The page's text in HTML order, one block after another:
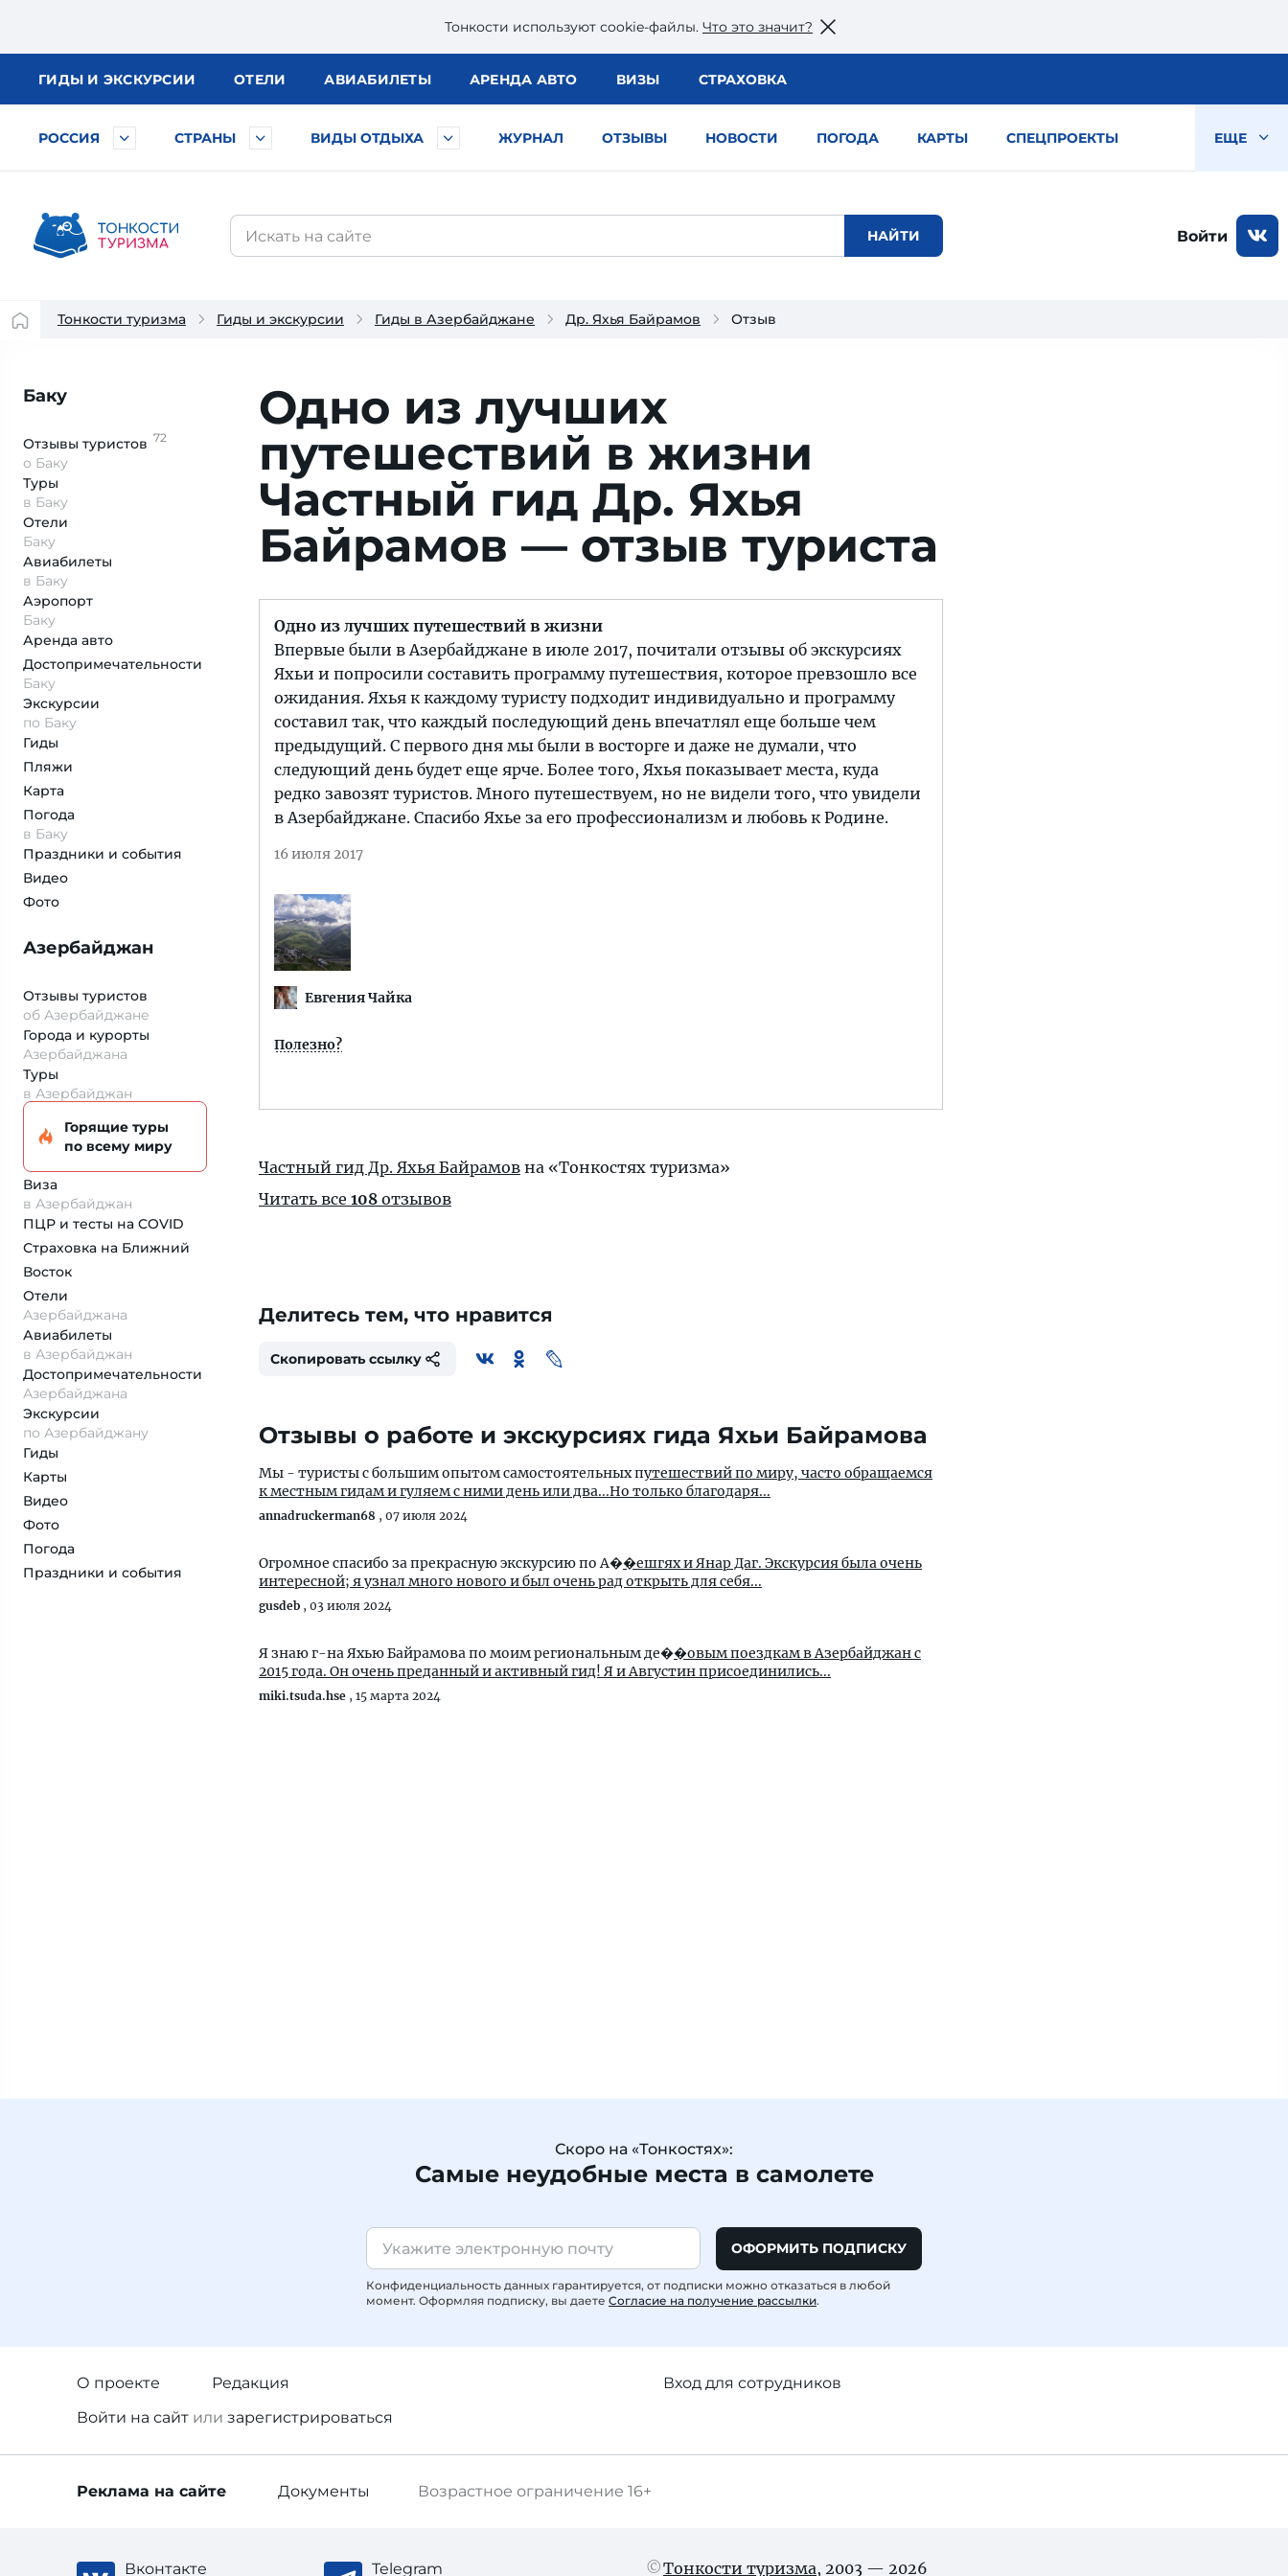
Тонкости используют сookie-файлы. Что это значит?
ГИДЫ И ЭКСКУРСИИ ОТЕЛИ АВИАБИЛЕТЫ АРЕНДА АВТО ВИЗЫ СТРАХОВКА
РОССИЯ СТРАНЫ ВИДЫ ОТДЫХА ЖУРНАЛ ОТЗЫВЫ НОВОСТИ ПОГОДА КАРТЫ СПЕЦПРОЕКТЫ ЕЩЕ
Войти
Тонкости туризма Гиды и экскурсии Гиды в Азербайджане Др. Яхья Байрамов Отзыв
Баку
Отзывы туристов 72
о Баку
Туры
в Баку
Отели
Баку
Авиабилеты
в Баку
Аэропорт
Баку
Аренда авто
Достопримеча­тельности
Баку
Экскурсии
по Баку
Гиды
Пляжи
Карта
Погода
в Баку
Праздники и события
Видео
Фото
Азербайджан
Отзывы туристов
об Азербайджане
Города и курорты
Азербайджана
Туры
в Азербайджан
Горящие туры
по всему миру
Виза
в Азербайджан
ПЦР и тесты на COVID
Страховка на Ближний
Восток
Отели
Азербайджана
Авиабилеты
в Азербайджан
Достопримеча­тельности
Азербайджана
Экскурсии
по Азербайджану
Гиды
Карты
Видео
Фото
Погода
Праздники и события
Одно из лучших
путешествий в жизни
Частный гид Др. Яхья
Байрамов — отзыв туриста
Одно из лучших путешествий в жизни
Впервые были в Азербайджане в июле 2017, почитали отзывы об экскурсиях
Яхьи и попросили составить программу путешествия, которое превзошло все
ожидания. Яхья к каждому туристу подходит индивидуально и программу
составил так, что каждый последующий день впечатлял еще больше чем
предыдущий. С первого дня мы были в восторге и даже не думали, что
следующий день будет еще ярче. Более того, Яхья показывает места, куда
редко завозят туристов. Много путешествуем, но не видели того, что увидели
в Азербайджане. Спасибо Яхье за его профессионализм и любовь к Родине.
16 июля 2017
Евгения Чайка
Полезно?
Частный гид Др. Яхья Байрамов на «Тонкостях туризма»
Читать все 108 отзывов
Делитесь тем, что нравится
Скопировать ссылку
Отзывы о работе и экскурсиях гида Яхьи Байрамова
Мы - туристы с большим опытом самостоятельных путешествий по миру, часто обращаемся
к местным гидам и гуляем с ними день или два...Но только благодаря...
annadruckerman68 , 07 июля 2024
Огромное спасибо за прекрасную экскурсию по А��ешгях и Янар Даг. Экскурсия была очень
интересной; я узнал много нового и был очень рад открыть для себя...
gusdeb , 03 июля 2024
Я знаю г-на Яхью Байрамова по моим региональным де��овым поездкам в Азербайджан с
2015 года. Он очень преданный и активный гид! Я и Августин присоединились...
miki.tsuda.hse , 15 марта 2024
Скоро на «Тонкостях»:
Самые неудобные места в самолете
ОФОРМИТЬ ПОДПИСКУ
Конфиденциальность данных гарантируется, от подписки можно отказаться в любой
момент. Оформляя подписку, вы даете Согласие на получение рассылки.
О проекте
Редакция
Войти на сайт или зарегистрироваться
Вход для сотрудников
Возрастное ограничение 16+
Реклама на сайте Документы
Вконтакте Telegram Тонкости туризма, 2003 — 2026